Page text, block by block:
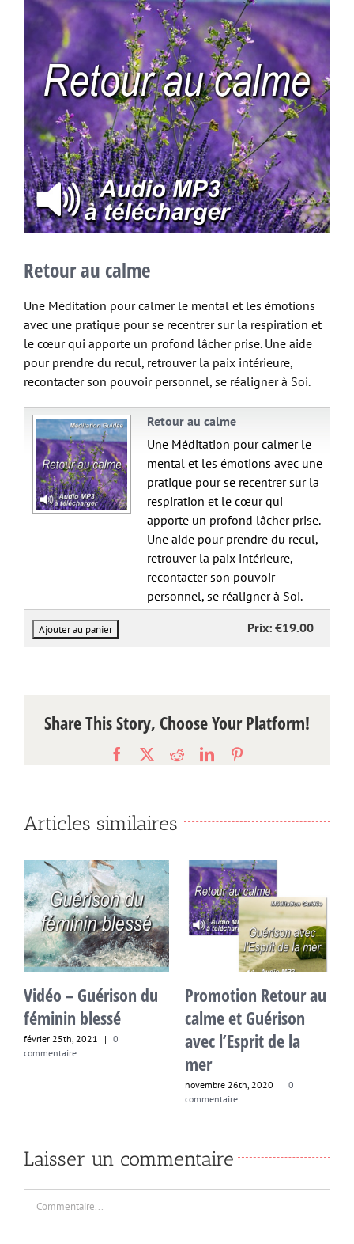
Retour au calme
Une Méditation pour calmer le mental et les émotions
avec une pratique pour se recentrer sur la respiration et
le cœur qui apporte un profond lâcher prise. Une aide
pour prendre du recul, retrouver la paix intérieure,
recontacter son pouvoir personnel, se réaligner à Soi.
Retour au calme
Une Méditation pour calmer le
mental et les émotions avec une
pratique pour se recentrer sur la
respiration et le cœur qui
apporte un profond lâcher prise.
Une aide pour prendre du recul,
retrouver la paix intérieure,
recontacter son pouvoir
personnel, se réaligner à Soi.
Prix: €19.00
Share This Story, Choose Your Platform!
Facebook RedditLinkedIn
Articles similaires
Vidéo – Guérison du
féminin blessé
février 25th, 2021 | 0
commentaire
Promotion Retour au
calme et Guérison
avec l’Esprit de la
mer
novembre 26th, 2020 | 0
commentaire
Laisser un commentaire